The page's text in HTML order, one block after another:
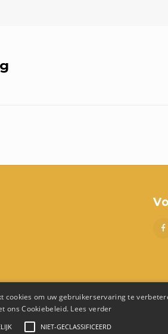
cookies om uw gebruikerservaring te
ons Cookiebeleid. Lees verder
NIET-GECLASSIFICEERD